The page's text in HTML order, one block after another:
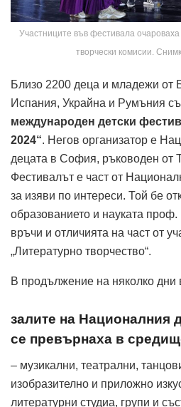
Участниците във фестивала
творчески комисии.
Близо 2200 деца и младежи от
Испания, Украйна и Румъния
международен детски
2024“. Негов организатор е
децата в София, ръководен от
Фестивалът е част от
за изяви по интереси. Той бе
образованието и науката
връчи и отличията на част от
„Литературно творчество“.
В продължение на няколко дни
залите на Националния
се превърнаха в
– музикални, театрални,
изобразително и приложно
литературни студиа, групи и